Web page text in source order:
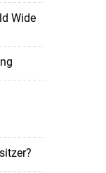
Wide